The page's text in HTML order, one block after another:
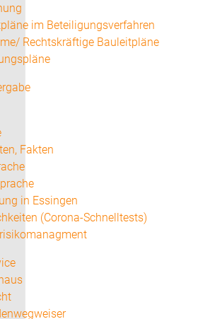
im Beteiligungsverfahren
Rechtskräftige Bauleitpläne
Fakten
in Essingen
(Corona-Schnelltests)